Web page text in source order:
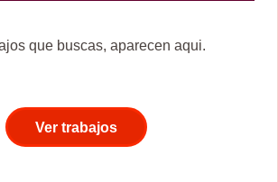
que buscas, aparecen aqui.
Ver trabajos